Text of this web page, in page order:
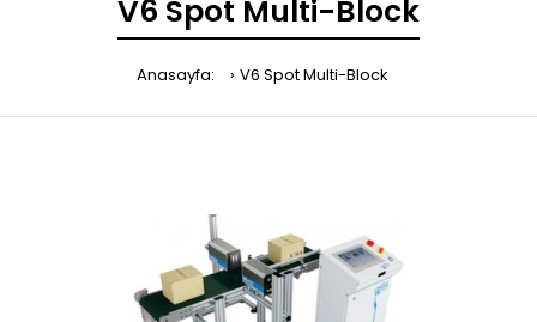
V6 Spot Multi-Block
Anasayfa: V6 Spot Multi-Block